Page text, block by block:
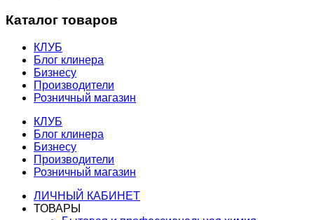
Каталог товаров
КЛУБ
Блог клинера
Бизнесу
Производители
Розничный магазин
КЛУБ
Блог клинера
Бизнесу
Производители
Розничный магазин
ЛИЧНЫЙ КАБИНЕТ
ТОВАРЫ